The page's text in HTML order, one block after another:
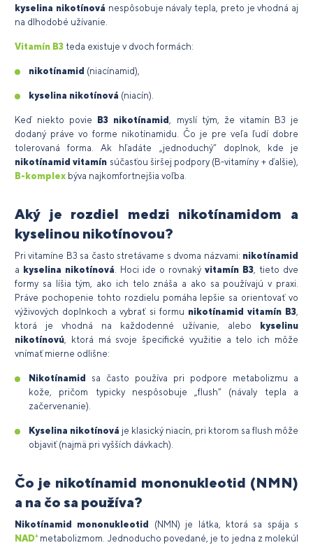
kyselina nikotínová nespôsobuje návaly tepla, preto je vhodná aj
na dlhodobé užívanie.
Vitamín B3 teda existuje v dvoch formách:
nikotínamid (niacínamid),
kyselina nikotínová (niacín).
Keď niekto povie B3 nikotínamid, myslí tým, že vitamín B3 je
dodaný práve vo forme nikotínamidu. Čo je pre veľa ľudí dobre
tolerovaná forma. Ak hľadáte „jednoduchý“ doplnok, kde je
nikotínamid vitamín súčasťou širšej podpory (B-vitamíny + ďalšie),
B-komplex býva najkomfortnejšia voľba.
Aký je rozdiel medzi nikotínamidom a
kyselinou nikotínovou?
Pri vitamíne B3 sa často stretávame s dvoma názvami: nikotínamid
a kyselina nikotínová. Hoci ide o rovnaký vitamín B3, tieto dve
formy sa líšia tým, ako ich telo znáša a ako sa používajú v praxi.
Práve pochopenie tohto rozdielu pomáha lepšie sa orientovať vo
výživových doplnkoch a vybrať si formu nikotínamid vitamín B3,
ktorá je vhodná na každodenné užívanie, alebo
kyselinu
nikotínovú, ktorá má svoje špecifické využitie a telo ich môže
vnímať mierne odlišne:
Nikotínamid
sa často používa pri podpore metabolizmu a
kože, pričom typicky nespôsobuje „flush“ (návaly tepla a
začervenanie).
Kyselina nikotínová je klasický niacín, pri ktorom sa flush môže
objaviť (najmä pri vyšších dávkach).
Čo je nikotínamid mononukleotid (NMN)
a na čo sa používa?
Nikotínamid mononukleotid
(NMN) je látka, ktorá sa spája s
NAD⁺metabolizmom. Jednoducho povedané, je to jedna z molekúl